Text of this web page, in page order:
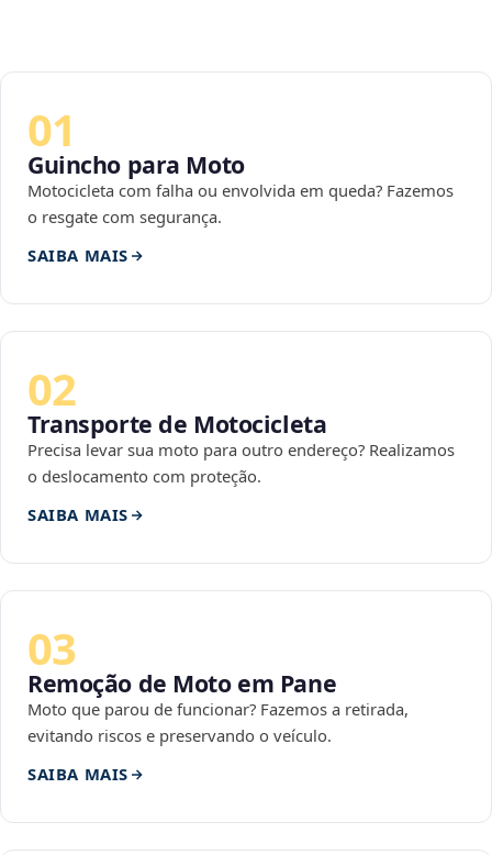
01
Guincho para Moto
Motocicleta com falha ou envolvida em queda? Fazemos
o resgate com segurança.
SAIBA MAIS
02
Transporte de Motocicleta
Precisa levar sua moto para outro endereço? Realizamos
o deslocamento com proteção.
SAIBA MAIS
03
Remoção de Moto em Pane
Moto que parou de funcionar? Fazemos a retirada,
evitando riscos e preservando o veículo.
SAIBA MAIS